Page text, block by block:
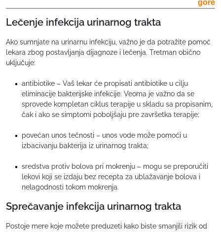
gore
Lečenje infekcija urinarnog trakta
Ako sumnjate na urinarnu infekciju, važno je da potražite pomoć
lekara zbog postavljanja dijagnoze i lečenja. Tretman obično
uključuje:
antibiotike – Vaš lekar će propisati antibiotike u cilju
eliminacije bakterijske infekcije. Veoma je važno da se
sprovede kompletan ciklus terapije u skladu sa propisanim,
čak i ako se simptomi poboljšaju pre završetka terapije;
povećan unos tečnosti – unos vode može pomoći u
izbacivanju bakterija iz urinarnog trakta;
sredstva protiv bolova pri mokrenju – mogu se preporučiti
lekovi koji se izdaju bez recepta za ublažavanje bolova i
nelagodnosti tokom mokrenja.
Sprečavanje infekcija urinarnog trakta
Postoje mere koje možete preduzeti kako biste smanjili rizik od